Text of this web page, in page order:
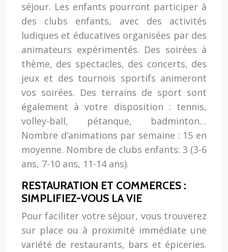
séjour. Les enfants pourront participer à
des clubs enfants, avec des activités
ludiques et éducatives organisées par des
animateurs expérimentés. Des soirées à
thème, des spectacles, des concerts, des
jeux et des tournois sportifs animeront
vos soirées. Des terrains de sport sont
également à votre disposition : tennis,
volley-ball, pétanque, badminton…
Nombre d’animations par semaine : 15 en
moyenne. Nombre de clubs enfants: 3 (3-6
ans, 7-10 ans, 11-14 ans).
RESTAURATION ET COMMERCES :
SIMPLIFIEZ-VOUS LA VIE
Pour faciliter votre séjour, vous trouverez
sur place ou à proximité immédiate une
variété de restaurants, bars et épiceries.